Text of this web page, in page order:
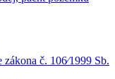
č. 106⁄1999 Sb.